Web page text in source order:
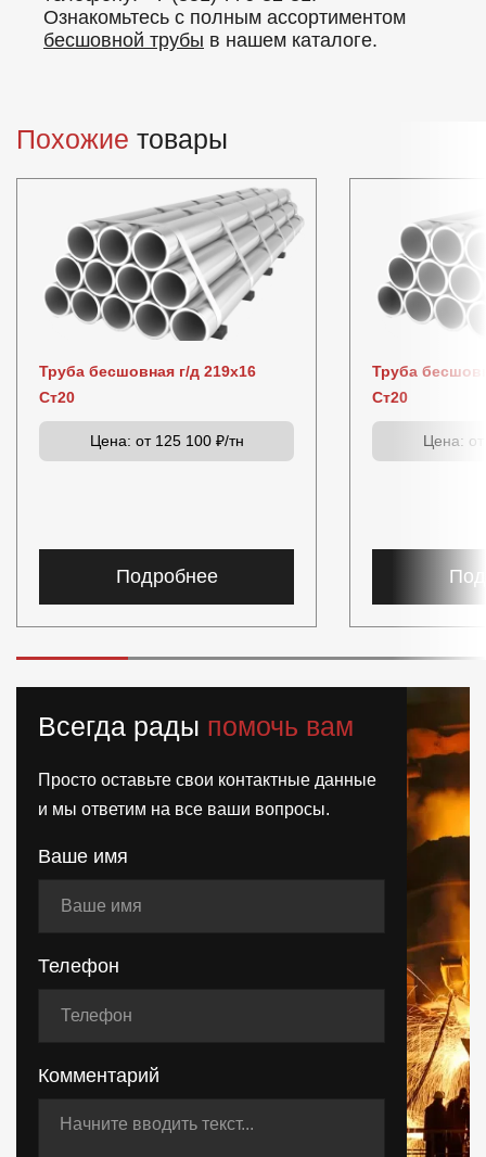
Ознакомьтесь с полным ассортиментом
бесшовной трубы в нашем каталоге.
Похожие товары
Труба бесшовная г/д 219х16
Ст20
Цена: от 125 100 ₽/тн
Подробнее
Труба
Ст20
Цена:
Всегда рады помочь вам
Просто оставьте свои контактные данные
и мы ответим на все ваши вопросы.
Ваше имя
Телефон
Комментарий